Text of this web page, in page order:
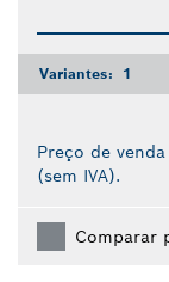
Variantes: 1
Preço de
(sem IVA).
Comparar